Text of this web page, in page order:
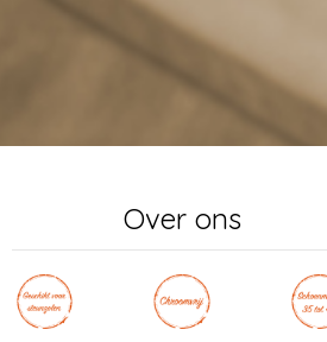
Over ons